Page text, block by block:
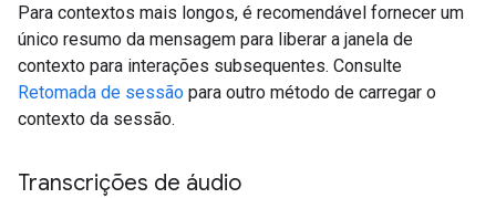
Para contextos mais longos, é recomendável fornecer um
único resumo da mensagem para liberar a janela de
contexto para interações subsequentes. Consulte
Retomada de sessão para outro método de carregar o
contexto da sessão.
Transcrições de áudio